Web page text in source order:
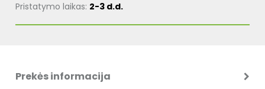
Pristatymo laikas: 2-3 d.d.
Prekės informacija